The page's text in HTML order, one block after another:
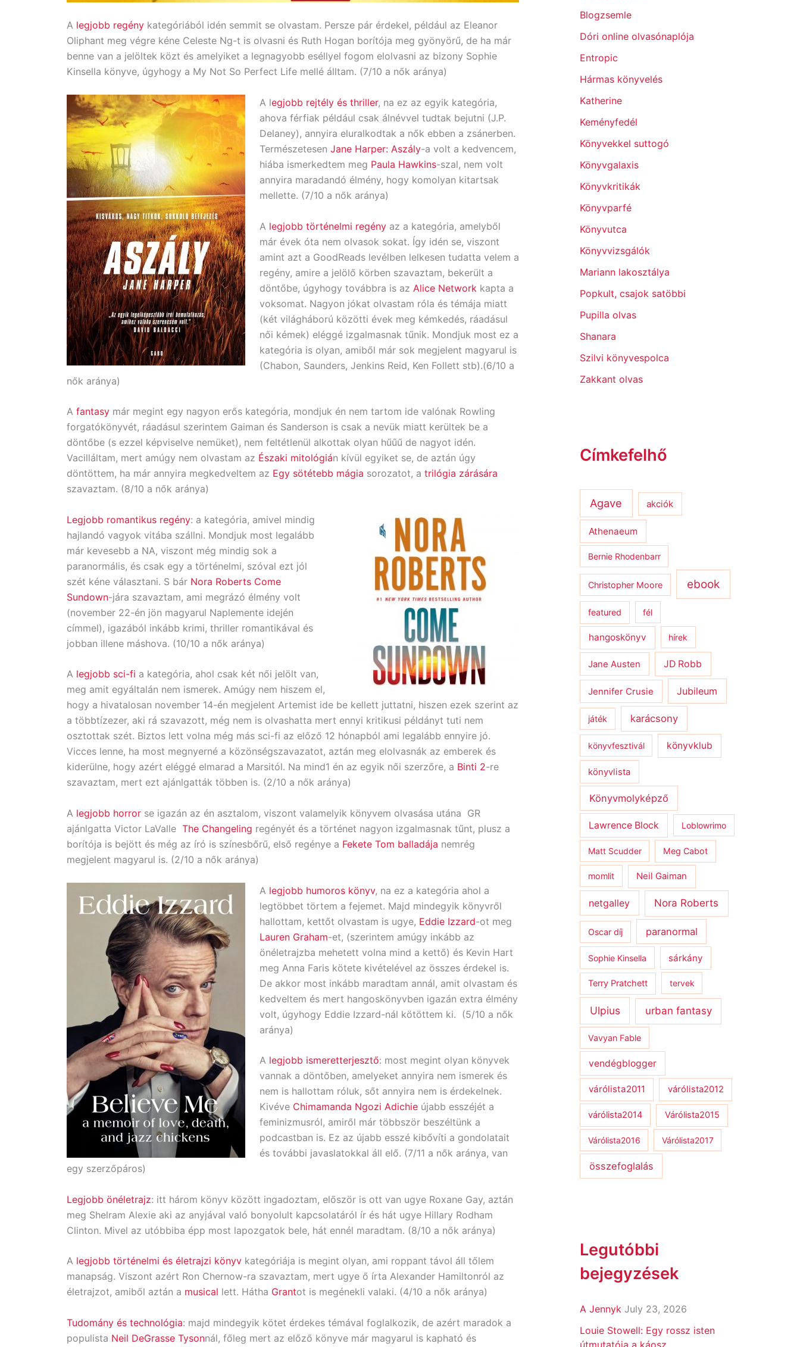
A legjobb regény kategóriából idén semmit se olvastam. Persze pár érdekel, például az Eleanor
Oliphant meg végre kéne Celeste Ng-t is olvasni és Ruth Hogan borítója meg gyönyörű, de ha már
benne van a jelöltek közt és amelyiket a legnagyobb eséllyel fogom elolvasni az bizony Sophie
Kinsella könyve, úgyhogy a My Not So Perfect Life mellé álltam. (7/10 a nők aránya)
A legjobb rejtély és thriller, na ez az egyik kategória,
ahova férfiak például csak álnévvel tudtak bejutni (J.P.
Delaney), annyira eluralkodtak a nők ebben a zsánerben.
Természetesen Jane Harper: Aszály-a volt a kedvencem,
hiába ismerkedtem meg Paula Hawkins-szal, nem volt
annyira maradandó élmény, hogy komolyan kitartsak
mellette. (7/10 a nők aránya)
A legjobb történelmi regény az a kategória, amelyből
már évek óta nem olvasok sokat. Így idén se, viszont
amint azt a GoodReads levélben lelkesen tudatta velem a
regény, amire a jelölő körben szavaztam, bekerült a
döntőbe, úgyhogy továbbra is az Alice Network kapta a
voksomat. Nagyon jókat olvastam róla és témája miatt
(két világháború közötti évek meg kémkedés, ráadásul
női kémek) eléggé izgalmasnak tűnik. Mondjuk most ez a
kategória is olyan, amiből már sok megjelent magyarul is
(Chabon, Saunders, Jenkins Reid, Ken Follett stb).(6/10 a
nők aránya)
A fantasy már megint egy nagyon erős kategória, mondjuk én nem tartom ide valónak Rowling
forgatókönyvét, ráadásul szerintem Gaiman és Sanderson is csak a nevük miatt kerültek be a
döntőbe (s ezzel képviselve nemüket), nem feltétlenül alkottak olyan hűűű de nagyot idén.
Vacilláltam, mert amúgy nem olvastam az Északi mitológián kívül egyiket se, de aztán úgy
döntöttem, ha már annyira megkedveltem az Egy sötétebb mágia sorozatot, a trilógia zárására
szavaztam. (8/10 a nők aránya)
Legjobb romantikus regény: a kategória, amivel mindig
hajlandó vagyok vitába szállni. Mondjuk most legalább
már kevesebb a NA, viszont még mindig sok a
paranormális, és csak egy a történelmi, szóval ezt jól
szét kéne választani. S bár Nora Roberts Come
Sundown-jára szavaztam, ami megrázó élmény volt
(november 22-én jön magyarul Naplemente idején
címmel), igazából inkább krimi, thriller romantikával és
jobban illene máshova. (10/10 a nők aránya)
A legjobb sci-fi a kategória, ahol csak két női jelölt van,
meg amit egyáltalán nem ismerek. Amúgy nem hiszem el,
hogy a hivatalosan november 14-én megjelent Artemist ide be kellett juttatni, hiszen ezek szerint az
a többtízezer, aki rá szavazott, még nem is olvashatta mert ennyi kritikusi példányt tuti nem
osztottak szét. Biztos lett volna még más sci-fi az előző 12 hónapból ami legalább ennyire jó.
Vicces lenne, ha most megnyerné a közönségszavazatot, aztán meg elolvasnák az emberek és
kiderülne, hogy azért eléggé elmarad a Marsitól. Na mind1 én az egyik női szerzőre, a Binti 2-re
szavaztam, mert ezt ajánlgatták többen is. (2/10 a nők aránya)
A legjobb horror se igazán az én asztalom, viszont valamelyik könyvem olvasása utána GR
ajánlgatta Victor LaValle The Changeling regényét és a történet nagyon izgalmasnak tűnt, plusz a
borítója is bejött és még az író is színesbőrű, első regénye a Fekete Tom balladája nemrég
megjelent magyarul is. (2/10 a nők aránya)
A legjobb humoros könyv, na ez a kategória ahol a
legtöbbet törtem a fejemet. Majd mindegyik könyvről
hallottam, kettőt olvastam is ugye, Eddie Izzard-ot meg
Lauren Graham-et, (szerintem amúgy inkább az
önéletrajzba mehetett volna mind a kettő) és Kevin Hart
meg Anna Faris kötete kivételével az összes érdekel is.
De akkor most inkább maradtam annál, amit olvastam és
kedveltem és mert hangoskönyvben igazán extra élmény
volt, úgyhogy Eddie Izzard-nál kötöttem ki. (5/10 a nők
aránya)
A legjobb ismeretterjesztő: most megint olyan könyvek
vannak a döntőben, amelyeket annyira nem ismerek és
nem is hallottam róluk, sőt annyira nem is érdekelnek.
Kivéve Chimamanda Ngozi Adichie újabb esszéjét a
feminizmusról, amiről már többször beszéltünk a
podcastban is. Ez az újabb esszé kibővíti a gondolatait
és további javaslatokkal áll elő. (7/11 a nők aránya, van
egy szerzőpáros)
Legjobb önéletrajz: itt három könyv között ingadoztam, először is ott van ugye Roxane Gay, aztán
meg Shelram Alexie aki az anyjával való bonyolult kapcsolatáról ír és hát ugye Hillary Rodham
Clinton. Mivel az utóbbiba épp most lapozgatok bele, hát ennél maradtam. (8/10 a nők aránya)
A legjobb történelmi és életrajzi könyv kategóriája is megint olyan, ami roppant távol áll tőlem
manapság. Viszont azért Ron Chernow-ra szavaztam, mert ugye ő írta Alexander Hamiltonról az
életrajzot, amiből aztán a musical lett. Hátha Grantot is megénekli valaki. (4/10 a nők aránya)
Tudomány és technológia: majd mindegyik kötet érdekes témával foglalkozik, de azért maradok a
populista Neil DeGrasse Tysonnál, főleg mert az előző könyve már magyarul is kapható és
Blogzsemle
Dóri online olvasónaplója
Entropic
Hármas könyvelés
Katherine
Keményfedél
Könyvekkel suttogó
Könyvgalaxis
Könyvkritikák
Könyvparfé
Könyvutca
Könyvvizsgálók
Mariann lakosztálya
Popkult, csajok satöbbi
Pupilla olvas
Shanara
Szilvi könyvespolca
Zakkant olvas
Címkefelhő
Agave akciók
Athenaeum
Bernie Rhodenbarr
Christopher Moore ebook
featured fél
hangoskönyv hírek
Jane Austen JD Robb
Jennifer Crusie Jubileum
játék karácsony
könyvfesztivál könyvklub
könyvlista
Könyvmolyképző
Lawrence Block Loblowrimo
Matt Scudder Meg Cabot
momlit Neil Gaiman
netgalley Nora Roberts
Oscar díj paranormal
Sophie Kinsella sárkány
Terry Pratchett tervek
Ulpius urban fantasy
Vavyan Fable
vendégblogger
várólista2011 várólista2012
várólista2014 Várólista2015
Várólista2016 Várólista2017
összefoglalás
Legutóbbi
bejegyzések
A Jennyk July 23, 2026
Louie Stowell: Egy ​rossz isten